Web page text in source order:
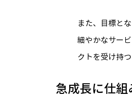
また、目標と
細やかなサー
クトを受け持
急成長に仕